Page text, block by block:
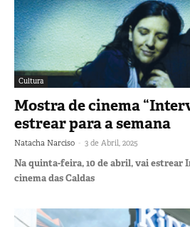
Cultura
Mostra de cinema
estrear para a semana
Natacha Narciso - 3 de Abril, 2025
Na quinta-feira, 10 de abril, vai estrear
cinema das Caldas